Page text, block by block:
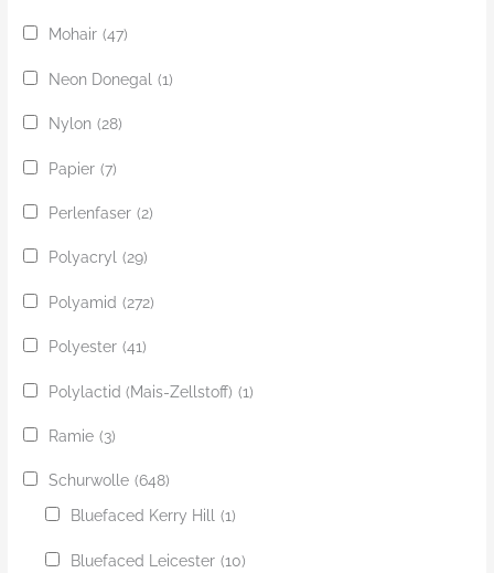
Mohair (47)
Neon Donegal (1)
Nylon (28)
Papier (7)
Perlenfaser (2)
Polyacryl (29)
Polyamid (272)
Polyester (41)
Polylactid (Mais-Zellstoff) (1)
Ramie (3)
Schurwolle (648)
Bluefaced Kerry Hill (1)
Bluefaced Leicester (10)